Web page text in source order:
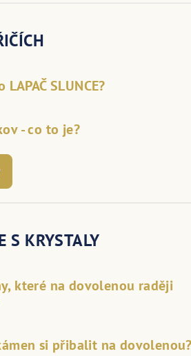
LAPAČ SLUNCE?
- co to je?
S KRYSTALY
které na dovolenou raději
si přibalit na